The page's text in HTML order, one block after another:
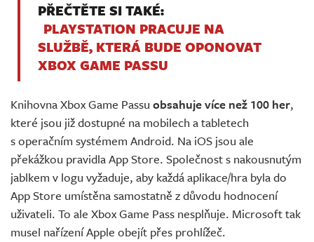
PŘEČTĚTE SI TAKÉ:
PLAYSTATION PRACUJE NA
SLUŽBĚ, KTERÁ BUDE OPONOVAT
XBOX GAME PASSU
Knihovna Xbox Game Passu obsahuje více než 100 her,
které jsou již dostupné na mobilech a tabletech
s operačním systémem Android. Na iOS jsou ale
překážkou pravidla App Store. Společnost s nakousnutým
jablkem v logu vyžaduje, aby každá aplikace/hra byla do
App Store umístěna samostatně z důvodu hodnocení
uživateli. To ale Xbox Game Pass nesplňuje. Microsoft tak
musel nařízení Apple obejít přes prohlížeč.